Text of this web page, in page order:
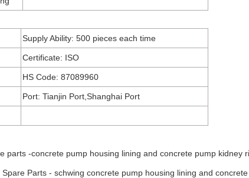
Supply Ability: 500 pieces each time
Certificate: ISO
HS Code: 87089960
Port: Tianjin Port,Shanghai Port
parts -concrete pump housing lining and concrete pump kidney
Parts - schwing concrete pump housing lining and concrete